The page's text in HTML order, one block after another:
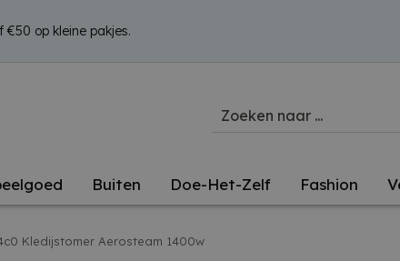
op kleine pakjes.
Buiten Doe-Het-Zelf Fashion
Kledijstomer Aerosteam 1400w